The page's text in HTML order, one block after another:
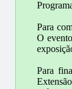
Para
O
Para